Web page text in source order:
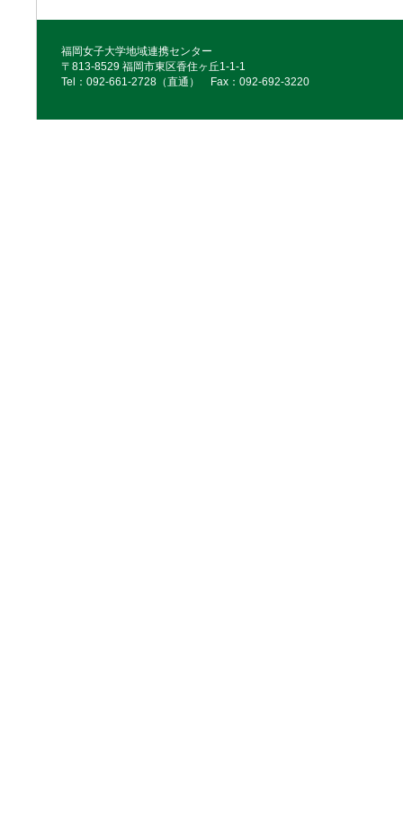
福岡女子大学地域連携センター
〒813-8529 福岡市東区香住ヶ丘1-1-1
Tel：092‐661‐2728（直通） Fax：092‐692‐3220